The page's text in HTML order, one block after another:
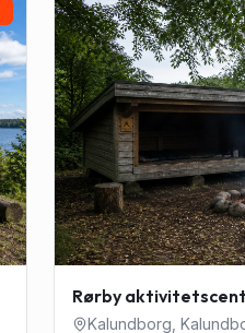
Rørby
Kalundborg ,